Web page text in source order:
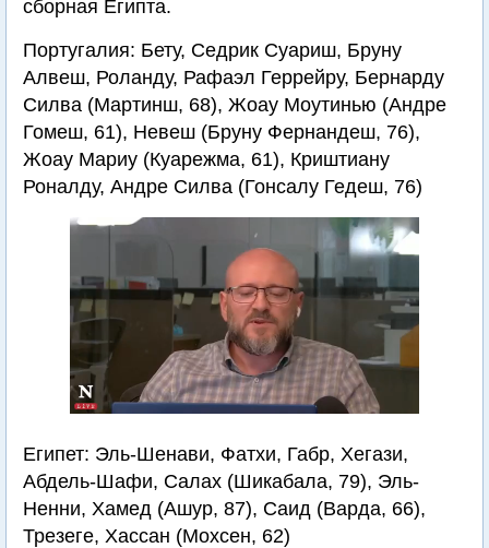
сборная Египта.
Португалия: Бету, Седрик Суариш, Бруну
Алвеш, Роланду, Рафаэл Геррейру, Бернарду
Силва (Мартинш, 68), Жоау Моутинью (Андре
Гомеш, 61), Невеш (Бруну Фернандеш, 76),
Жоау Мариу (Куарежма, 61), Криштиану
Роналду, Андре Силва (Гонсалу Гедеш, 76)
Египет: Эль-Шенави, Фатхи, Габр, Хегази,
Абдель-Шафи, Салах (Шикабала, 79), Эль-
Ненни, Хамед (Ашур, 87), Саид (Варда, 66),
Трезеге, Хассан (Мохсен, 62)